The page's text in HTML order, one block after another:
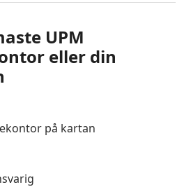
UPM
eller din
på kartan